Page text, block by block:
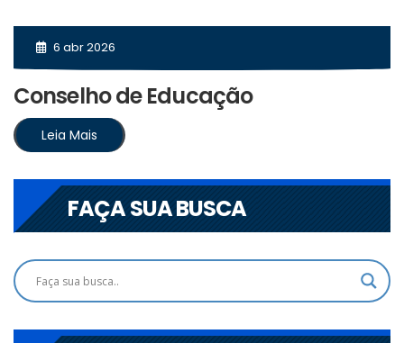
6 abr 2026
Conselho de Educação
Leia Mais
FAÇA SUA BUSCA